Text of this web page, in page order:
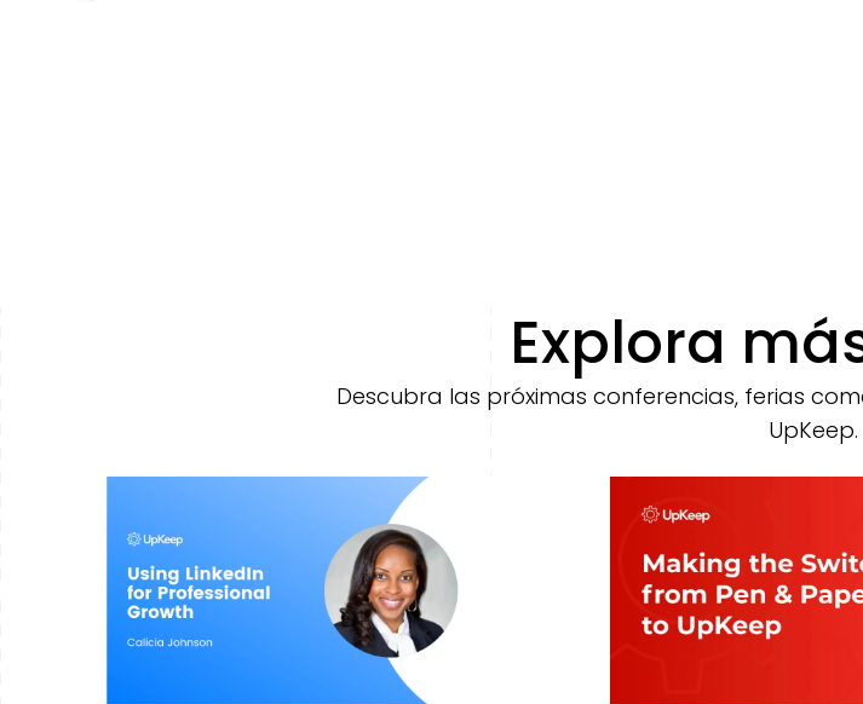
Explora
Descubra las próximas conferencias, ferias
UpKeep.